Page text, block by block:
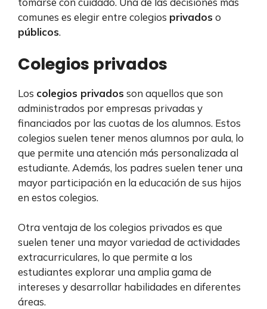
comunes es elegir entre colegios privados o
públicos.
Colegios privados
Los colegios privados son aquellos que son
administrados por empresas privadas y
financiados por las cuotas de los alumnos. Estos
colegios suelen tener menos alumnos por aula, lo
que permite una atención más personalizada al
estudiante. Además, los padres suelen tener una
mayor participación en la educación de sus hijos
en estos colegios.
Otra ventaja de los colegios privados es que
suelen tener una mayor variedad de actividades
extracurriculares, lo que permite a los
estudiantes explorar una amplia gama de
intereses y desarrollar habilidades en diferentes
áreas.